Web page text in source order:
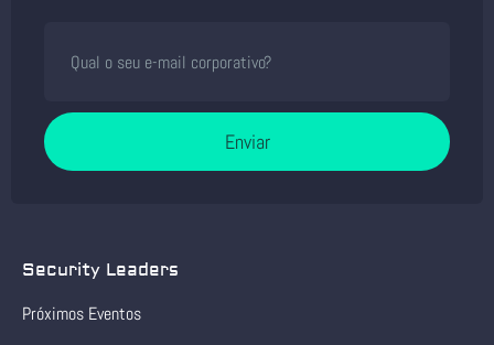
Enviar
Security Leaders
Próximos Eventos